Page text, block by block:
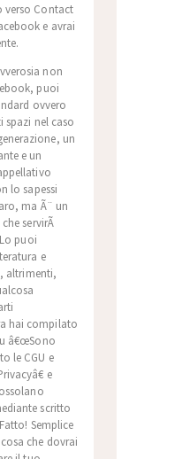
verso Contact
e avrai
non
puoi
ovvero
spazi nel caso
un
e un
lo sapessi
ma Ã¨ un
servirÃ
puoi
e
altrimenti,
hai compilato
â€œSono
le CGU e
e
scritto
Semplice
che dovrai